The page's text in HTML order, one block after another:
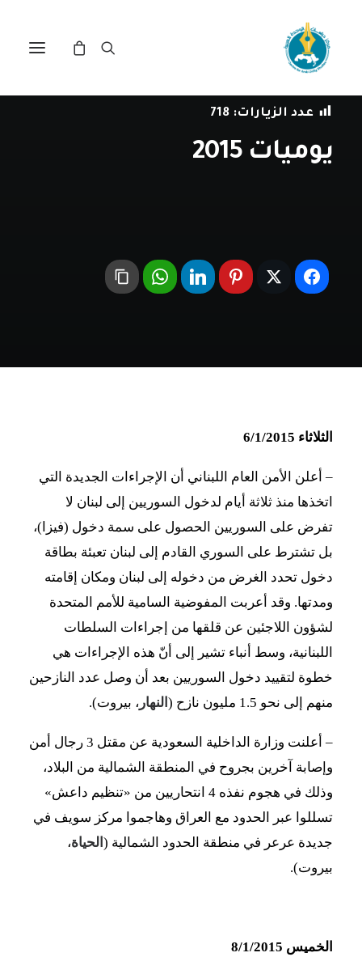
فيالعلاقات العربية-العربية
عدد الزيارات: 718
يوميات 2015
الثلاثاء 6/1/2015
– أعلن الأمن العام اللبناني أن الإجراءات الجديدة التي
اتخذها منذ ثلاثة أيام لدخول السوريين إلى لبنان لا
تفرض على السوريين الحصول على سمة دخول (فيزا)،
بل تشترط على السوري القادم إلى لبنان تعبئة بطاقة
دخول تحدد الغرض من دخوله إلى لبنان ومكان إقامته
ومدتها. وقد أعربت المفوضية السامية للأمم المتحدة
لشؤون اللاجئين عن قلقها من إجراءات السلطات
اللبنانية، وسط أنباء تشير إلى أنّ هذه الإجراءات هي
خطوة لتقييد دخول السوريين بعد أن وصل عدد النازحين
منهم إلى نحو 1.5 مليون نازح (
النهار ، بيروت).
–
أعلنت وزارة الداخلية السعودية عن مقتل 3 رجال أمن
وإصابة آخرين بجروح في المنطقة الشمالية من البلاد،
وذلك في هجوم نفذه 4 انتحاريين من «تنظيم داعش»
تسللوا عبر الحدود مع العراق وهاجموا مركز سويف في
جديدة عرعر في منطقة الحدود الشمالية ( الحياة،
بيروت).
الخميس 8/1/2015